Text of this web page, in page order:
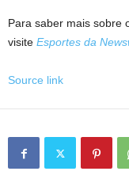
Para saber mais sobre
visite Esportes da
Source link